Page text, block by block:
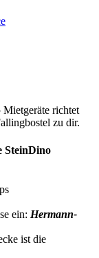
richtet
zu dir.
SteinDino
ein: Hermann-
ist die